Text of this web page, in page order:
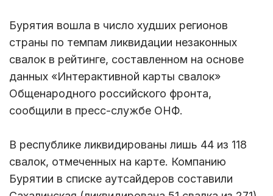
Бурятия вошла в число худших регионов
страны по темпам ликвидации незаконных
свалок в рейтинге, составленном на основе
данных «Интерактивной карты свалок»
Общенародного российского фронта,
сообщили в пресс-службе ОНФ.
В республике ликвидированы лишь 44 из 118
свалок, отмеченных на карте. Компанию
Бурятии в списке аутсайдеров составили